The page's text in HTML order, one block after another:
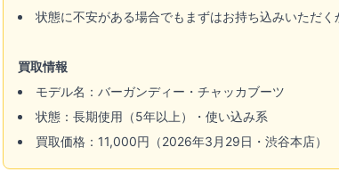
状態に不安がある場合でもまずはお持ち込みいただ
買取情報
モデル名：バーガンディー・チャッカブーツ
状態：長期使用（5年以上）・使い込み系
買取価格：11,000円（2026年3月29日・渋谷本店）